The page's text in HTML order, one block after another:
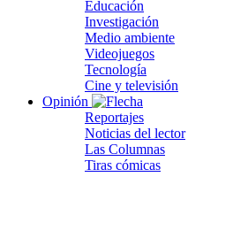
Educación
Investigación
Medio ambiente
Videojuegos
Tecnología
Cine y televisión
Opinión
Reportajes
Noticias del lector
Las Columnas
Tiras cómicas